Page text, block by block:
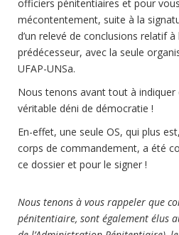
officiers pénitentiaires et pour
mécontentement, suite à la
d’un relevé de conclusions relatif
prédécesseur, avec la seule
UFAP-UNSa.
Nous tenons avant tout à indiquer
véritable déni de démocratie !
En-effet, une seule OS, qui plus
corps de commandement, a été
ce dossier et pour le signer !
Nous tenons à vous rappeler que
pénitentiaire, sont également élus